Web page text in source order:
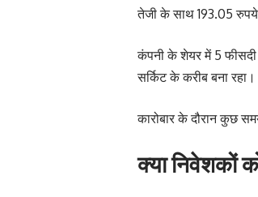
तेजी के साथ 193.05
कंपनी के शेयर में 5 फीसदी
सर्किट के करीब बना रहा।
कारोबार के दौरान कुछ
क्या निवेशकों